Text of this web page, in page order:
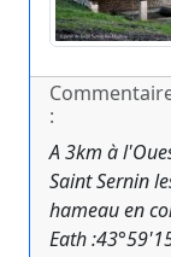
:
A 3km à
Saint Sernin
hameau en
Eath